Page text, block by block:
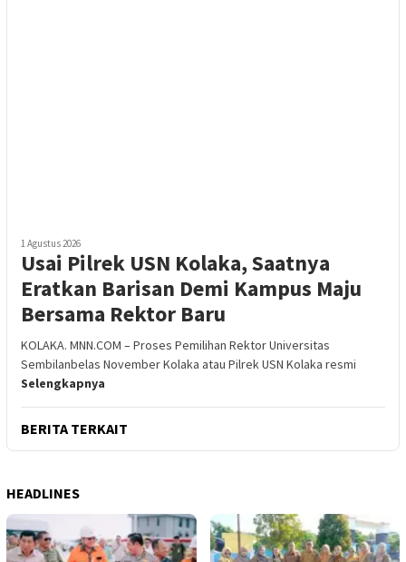
1 Agustus 2026
Usai Pilrek USN Kolaka, Saatnya
Eratkan Barisan Demi Kampus Maju
Bersama Rektor Baru
KOLAKA. MNN.COM – Proses Pemilihan Rektor Universitas
Sembilanbelas November Kolaka atau Pilrek USN Kolaka resmi
Selengkapnya
BERITA TERKAIT
HEADLINES